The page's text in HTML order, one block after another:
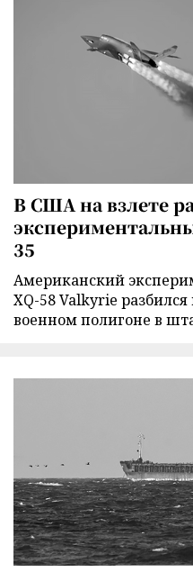
В США на взлете
35
Американский
XQ-58 Valkyrie
военном полигоне в